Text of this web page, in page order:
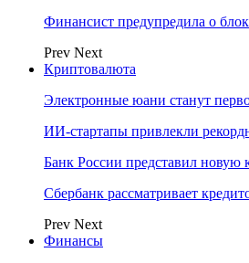
Финансист предупредила о
Prev Next
Криптовалюта
Электронные юани станут
ИИ-стартапы привлекли
Банк России представил
Сбербанк рассматривает
Prev Next
Финансы